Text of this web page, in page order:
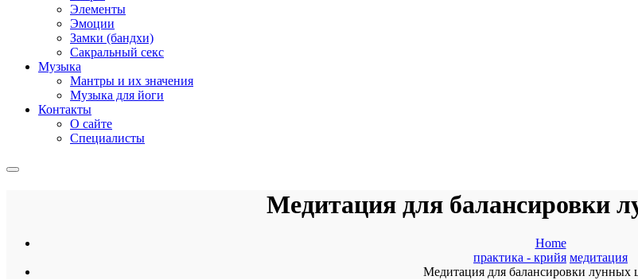
Элементы
Эмоции
Замки (бандхи)
Сакральный секс
Музыка
Мантры и их значения
Музыка для йоги
Контакты
О сайте
Специалисты
Медитация для балансировки
Home
практика - крийя медитация
Медитация для балансировки лунных